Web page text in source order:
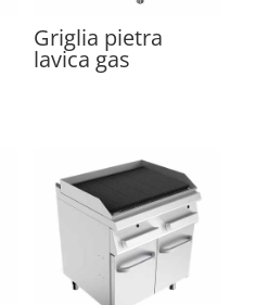
Griglia pietra
lavica gas